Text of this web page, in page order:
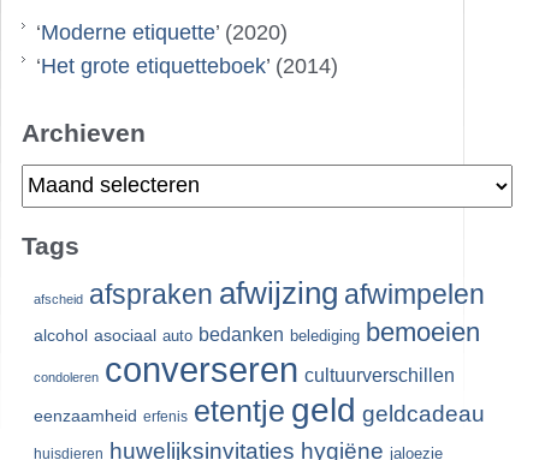
‘Moderne etiquette’ (2020)
‘Het grote etiquetteboek’ (2014)
Archieven
Archieven
Tags
afscheid afspraken afwijzing afwimpelen
alcohol asociaal auto bedanken belediging bemoeien
condoleren converseren cultuurverschillen
eenzaamheid erfenis etentje geld geldcadeau
huisdieren huwelijksinvitaties hygiëne jaloezie